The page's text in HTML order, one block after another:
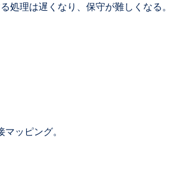
処理は遅くなり、保守が難しくなる。
ッピング。